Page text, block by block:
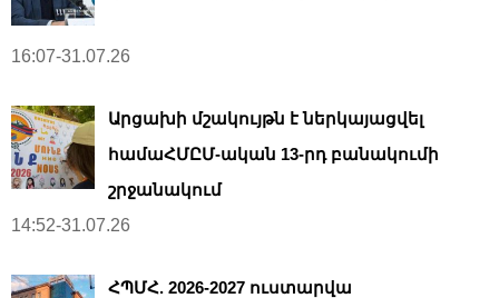
16:07-31.07.26
Արցախի մշակույթն է ներկայացվել
համաՀՄԸՄ-ական 13-րդ բանակումի
շրջանակում
14:52-31.07.26
ՀՊՄՀ. 2026-2027 ուստարվա